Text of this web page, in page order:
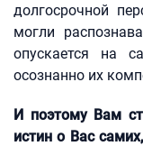
долгосрочной
могли
опускается на
осознанно их
И поэтому Вам
истин о Вас